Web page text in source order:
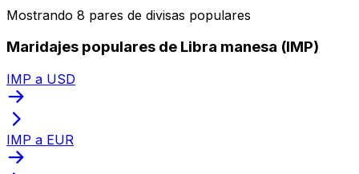
Mostrando 8 pares de divisas populares
Maridajes populares de Libra manesa (IMP)
IMP a USD
IMP a EUR